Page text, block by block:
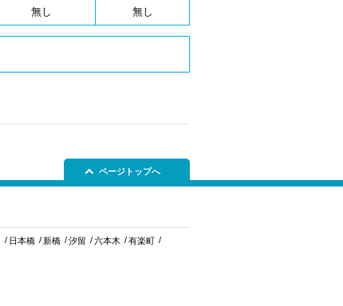
無し 無し
ページトップへ
日本橋 新橋 汐留 六本木
有楽町